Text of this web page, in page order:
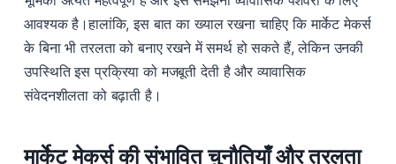
आवश्यक है।हालांकि, इस बात का ख्याल रखना चाहिए कि मार्केट मेकर्स
के बिना भी तरलता को बनाए रखने में समर्थ हो सकते हैं, लेकिन उनकी
उपस्थिति इस प्रक्रिया को मजबूती देती है और व्यावासिक
संवेदनशीलता को बढ़ाती है।
मार्केट मेकर्स की संभावित चुनौतियाँ और तरलता